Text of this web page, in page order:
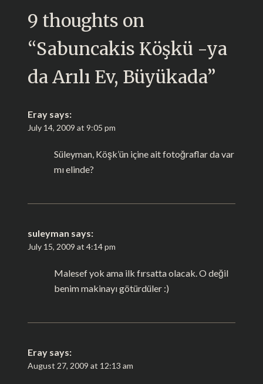
9 thoughts on
“Sabuncakis Köşkü -ya
da Arılı Ev, Büyükada”
Eray says:
July 14, 2009 at 9:05 pm
Süleyman, Köşk’ün içine ait fotoğraflar da var
mı elinde?
suleyman says:
July 15, 2009 at 4:14 pm
Malesef yok ama ilk fırsatta olacak. O değil
benim makinayı götürdüler :)
Eray says:
August 27, 2009 at 12:13 am